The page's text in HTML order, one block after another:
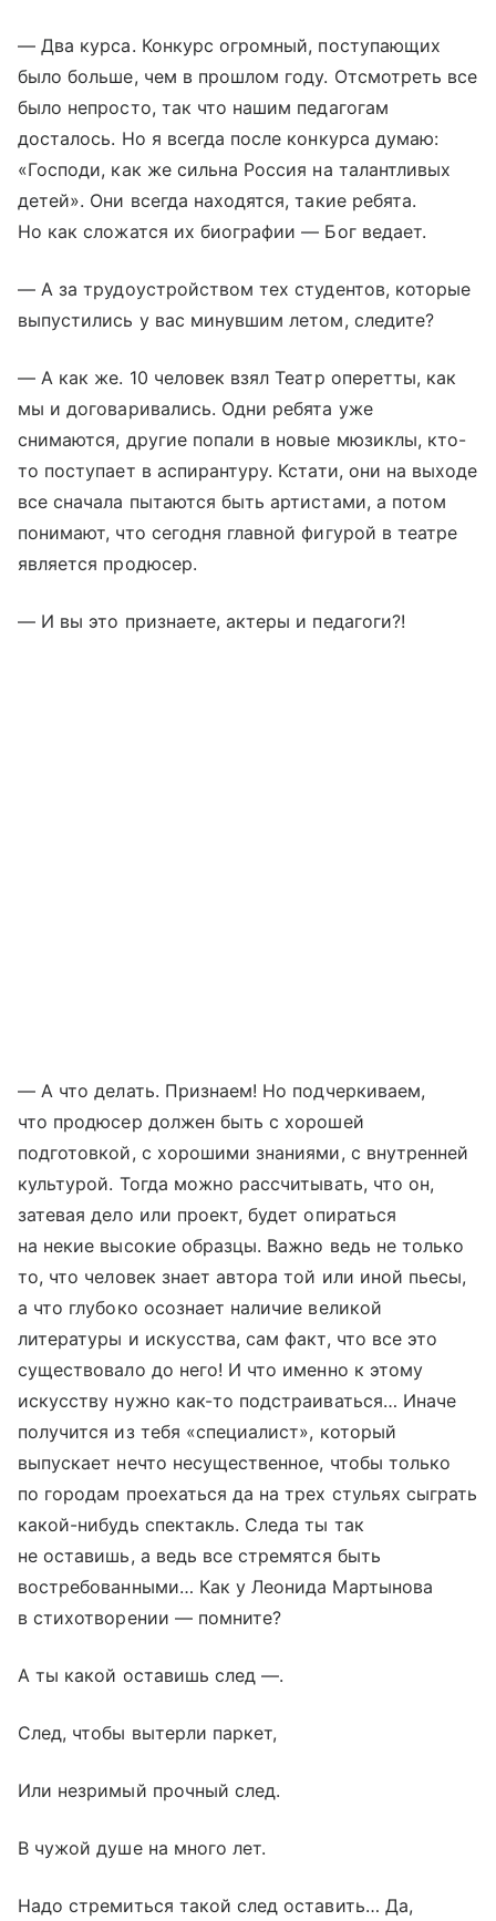
— Два курса. Конкурс огромный, поступающих
было больше, чем в прошлом году. Отсмотреть все
было непросто, так что нашим педагогам
досталось. Но я всегда после конкурса думаю:
«Господи, как же сильна Россия на талантливых
детей». Они всегда находятся, такие ребята.
Но как сложатся их биографии — Бог ведает.
— А за трудоустройством тех студентов, которые
выпустились у вас минувшим летом, следите?
— А как же. 10 человек взял Театр оперетты, как
мы и договаривались. Одни ребята уже
снимаются, другие попали в новые мюзиклы, кто-
то поступает в аспирантуру. Кстати, они на выходе
все сначала пытаются быть артистами, а потом
понимают, что сегодня главной фигурой в театре
является продюсер.
— И вы это признаете, актеры и педагоги?!
— А что делать. Признаем! Но подчеркиваем,
что продюсер должен быть с хорошей
подготовкой, с хорошими знаниями, с внутренней
культурой. Тогда можно рассчитывать, что он,
затевая дело или проект, будет опираться
на некие высокие образцы. Важно ведь не только
то, что человек знает автора той или иной пьесы,
а что глубоко осознает наличие великой
литературы и искусства, сам факт, что все это
существовало до него! И что именно к этому
искусству нужно как-то подстраиваться… Иначе
получится из тебя «специалист», который
выпускает нечто несущественное, чтобы только
по городам проехаться да на трех стульях сыграть
какой-нибудь спектакль. Следа ты так
не оставишь, а ведь все стремятся быть
востребованными… Как у Леонида Мартынова
в стихотворении — помните?
А ты какой оставишь след —.
След, чтобы вытерли паркет,
Или незримый прочный след.
В чужой душе на много лет.
Надо стремиться такой след оставить… Да,